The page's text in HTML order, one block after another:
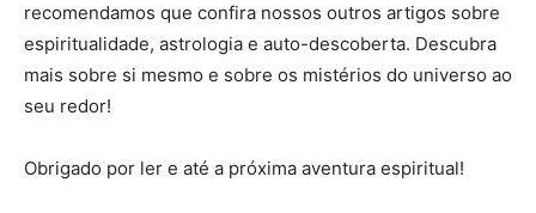
recomendamos que confira nossos outros artigos sobre
espiritualidade, astrologia e auto-descoberta. Descubra
mais sobre si mesmo e sobre os mistérios do universo ao
seu redor!
Obrigado por ler e até a próxima aventura espiritual!